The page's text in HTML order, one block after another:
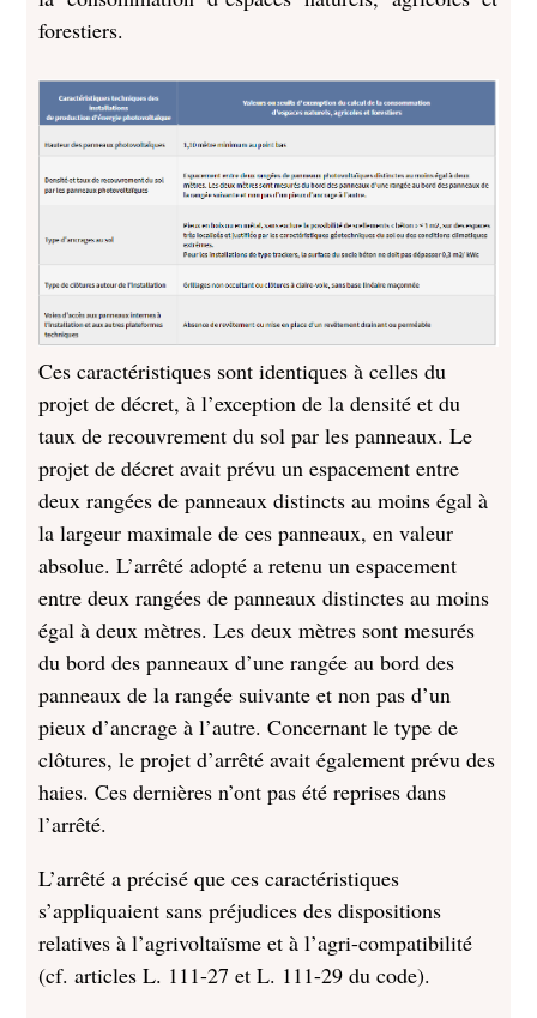
forestiers.
Ces caractéristiques sont identiques à celles du
projet de décret, à l’exception de la densité et du
taux de recouvrement du sol par les panneaux. Le
projet de décret avait prévu un espacement entre
deux rangées de panneaux distincts au moins égal à
la largeur maximale de ces panneaux, en valeur
absolue. L’arrêté adopté a retenu un espacement
entre deux rangées de panneaux distinctes au moins
égal à deux mètres. Les deux mètres sont mesurés
du bord des panneaux d’une rangée au bord des
panneaux de la rangée suivante et non pas d’un
pieux d’ancrage à l’autre. Concernant le type de
clôtures, le projet d’arrêté avait également prévu des
haies. Ces dernières n’ont pas été reprises dans
l’arrêté.
L’arrêté a précisé que ces caractéristiques
s’appliquaient sans préjudices des dispositions
relatives à l’agrivoltaïsme et à l’agri-compatibilité
(cf. articles L. 111-27 et L. 111-29 du code).